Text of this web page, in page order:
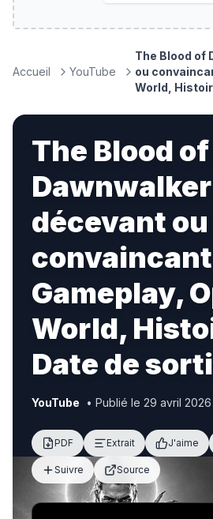
Accueil YouTube
The Blood of
ou
World,
The Blood of
Dawnwalker
décevant ou
convaincant
Gameplay,
World,
Date de
YouTube • Publié le 29 avril 2026
PDF Extrait J'aime
Suivre Source